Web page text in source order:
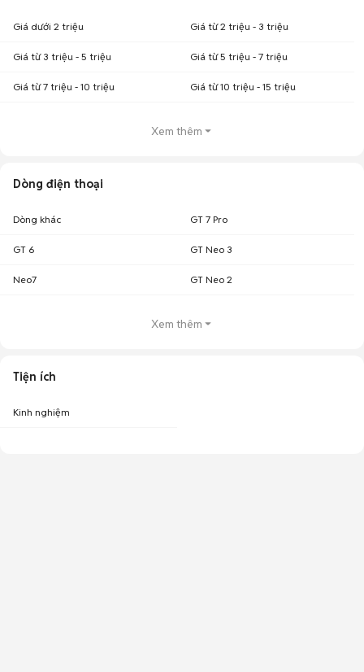
Giá dưới 2 triệu Giá từ 2 triệu - 3 triệu
Giá từ 3 triệu - 5 triệu Giá từ 5 triệu - 7 triệu
Giá từ 7 triệu - 10 triệu Giá từ 10 triệu - 15 triệu
Xem thêm
Dòng điện thoại
Dòng khác GT 7 Pro
GT 6 GT Neo 3
Neo7 GT Neo 2
Xem thêm
Tiện ích
Kinh nghiệm